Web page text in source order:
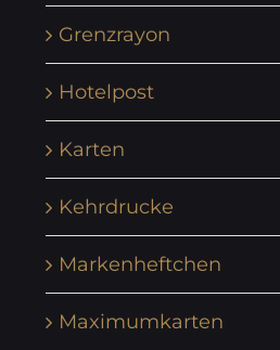
Grenzrayon
Hotelpost
Karten
Kehrdrucke
Markenheftchen
Maximumkarten